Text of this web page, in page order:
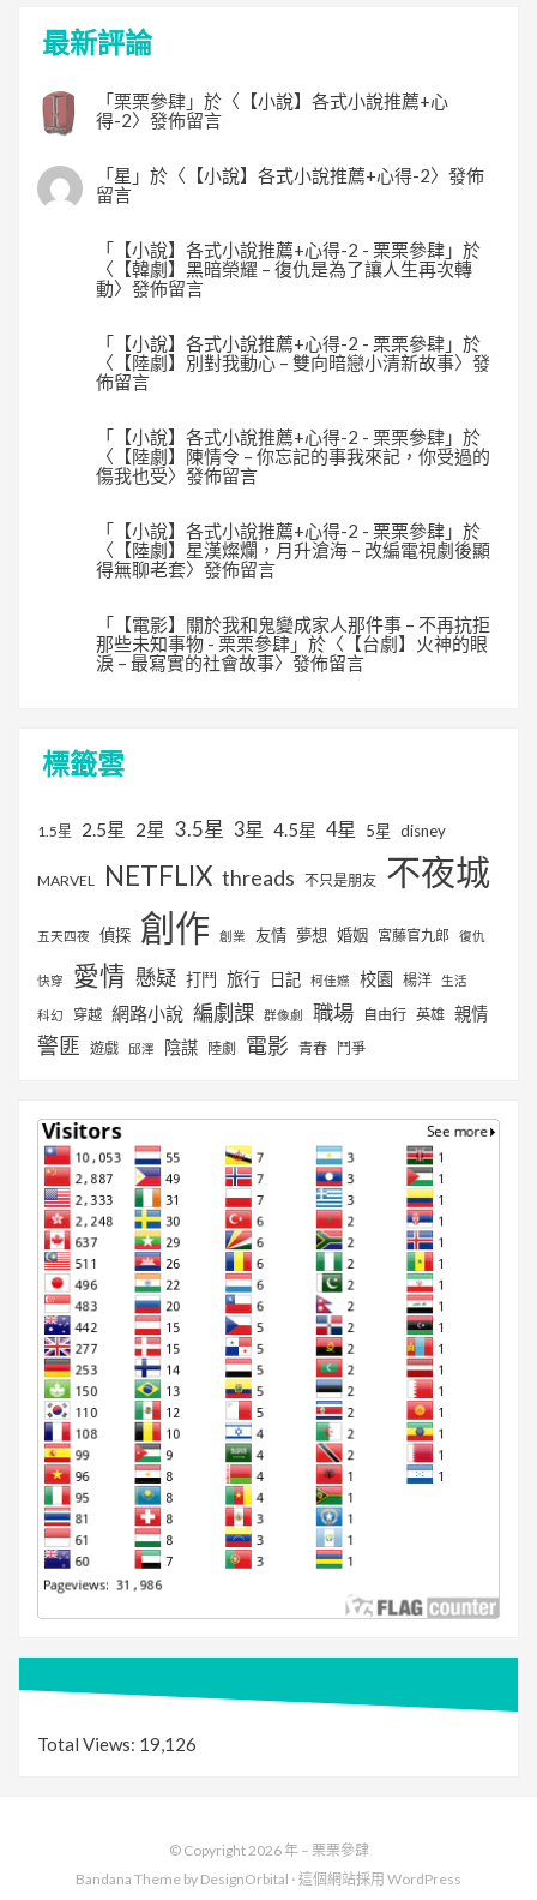
最新評論
「 栗栗參肆」於〈 【小說】各式小說推薦+心
得-2〉發佈留言
「 星 」於〈 【小說】各式小說推薦+心得-2〉發佈
留言
「 【小說】各式小說推薦+心得-2 - 栗栗參肆」於
〈 【韓劇】黑暗榮耀 – 復仇是為了讓人生再次轉
動〉發佈留言
「 【小說】各式小說推薦+心得-2 - 栗栗參肆」於
〈 【陸劇】別對我動心 – 雙向暗戀小清新故事〉發
佈留言
「 【小說】各式小說推薦+心得-2 - 栗栗參肆」於
〈 【陸劇】陳情令 – 你忘記的事我來記，你受過的
傷我也受〉發佈留言
「 【小說】各式小說推薦+心得-2 - 栗栗參肆」於
〈 【陸劇】星漢燦爛，月升滄海 – 改編電視劇後顯
得無聊老套〉發佈留言
「
【電影】關於我和鬼變成家人那件事 – 不再抗拒
那些未知事物 - 栗栗參肆」於〈 【台劇】火神的眼
淚 – 最寫實的社會故事〉發佈留言
標籤雲
1.5星 2.5星 2星 3.5星 3星 4.5星 4星 5星 disney
MARVEL NETFLIX threads 不只是朋友 不夜城
五天四夜 偵探 創作 創業 友情 夢想 婚姻 宮藤官九郎 復仇
快穿 愛情 懸疑 打鬥 旅行 日記 柯佳嬿 校園 楊洋 生活
科幻 穿越 網路小說 編劇課 群像劇 職場 自由行 英雄 親情
警匪 遊戲 邱澤 陰謀 陸劇 電影 青春 鬥爭
Total Views: 19,126
© Copyright 2026 年 – 栗栗參肆
Bandana Theme by DesignOrbital ⋅ 這個網站採用 WordPress